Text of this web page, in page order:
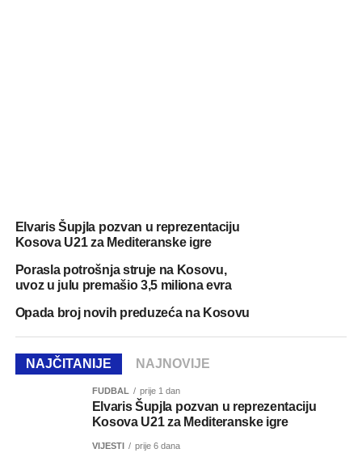
Elvaris Šupjla pozvan u reprezentaciju
Kosova U21 za Mediteranske igre
Porasla potrošnja struje na Kosovu,
uvoz u julu premašio 3,5 miliona evra
Opada broj novih preduzeća na Kosovu
NAJČITANIJE NAJNOVIJE
FUDBAL prije 1 dan
Elvaris Šupjla pozvan u reprezentaciju
Kosova U21 za Mediteranske igre
VIJESTI prije 6 dana